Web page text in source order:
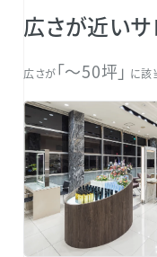
広さが近い
広さが「〜50坪」 に該